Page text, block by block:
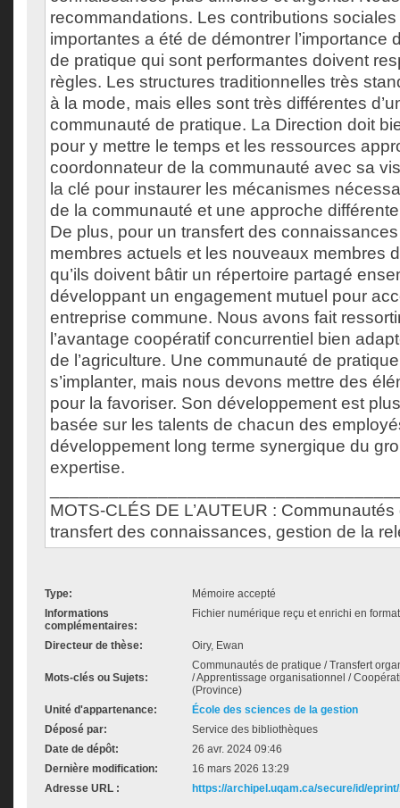
recommandations. Les contributions
importantes a été de démontrer l’importance
de pratique qui sont performantes doivent
règles. Les structures traditionnelles très
à la mode, mais elles sont très différentes
communauté de pratique. La Direction doit
pour y mettre le temps et les ressources
coordonnateur de la communauté avec sa
la clé pour instaurer les mécanismes
de la communauté et une approche
De plus, pour un transfert des
membres actuels et les nouveaux membres
qu’ils doivent bâtir un répertoire partagé
développant un engagement mutuel pour
entreprise commune. Nous avons fait
l’avantage coopératif concurrentiel bien
de l’agriculture. Une communauté de
s’implanter, mais nous devons mettre des
pour la favoriser. Son développement est
basée sur les talents de chacun des
développement long terme synergique du
expertise.
MOTS-CLÉS DE L’AUTEUR :
transfert des connaissances, gestion de la
Type:
Mémoire accepté
Informations
complémentaires:
Fichier numérique reçu et enrichi en
Directeur de thèse: Oiry, Ewan
Mots-clés ou Sujets:
Communautés de pratique / Transfert
/ Apprentissage organisationnel /
(Province)
Unité d'appartenance:
École des sciences de la gestion
Déposé par:
Service des bibliothèques
Date de dépôt:
26 avr. 2024 09:46
Dernière modification:
16 mars 2026 13:29
Adresse URL :
https://archipel.uqam.ca/secure/id/